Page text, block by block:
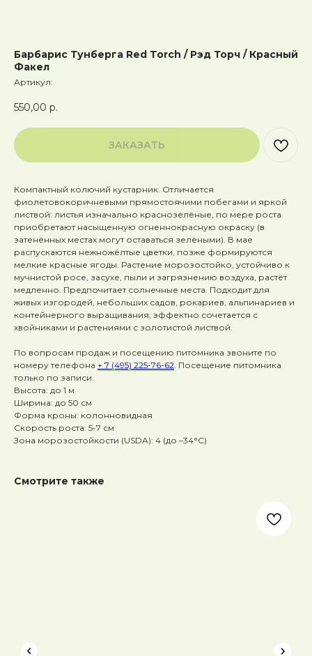
Барбарис Тунберга Red Torch / Рэд Торч / Красный
Факел
Артикул:
550,00 р.
ЗАКАЗАТЬ
Компактный колючий кустарник. Отличается
фиолетовокоричневыми прямостоячими побегами и яркой
листвой: листья изначально краснозелёные, по мере роста
приобретают насыщенную огненнокрасную окраску (в
затенённых местах могут оставаться зелёными). В мае
распускаются нежножёлтые цветки, позже формируются
мелкие красные ягоды. Растение морозостойко, устойчиво к
мучнистой росе, засухе, пыли и загрязнению воздуха, растёт
медленно. Предпочитает солнечные места. Подходит для
живых изгородей, небольших садов, рокариев, альпинариев и
контейнерного выращивания; эффектно сочетается с
хвойниками и растениями с золотистой листвой.
По вопросам продаж и посещению питомника звоните по
номеру телефона + 7 (495) 225-76-62. Посещение питомника
только по записи.
Высота: до 1 м
Ширина: до 50 см
Форма кроны: колонновидная
Скорость роста: 5-7 см
Зона морозостойкости (USDA): 4 (до –34°C)
Смотрите также